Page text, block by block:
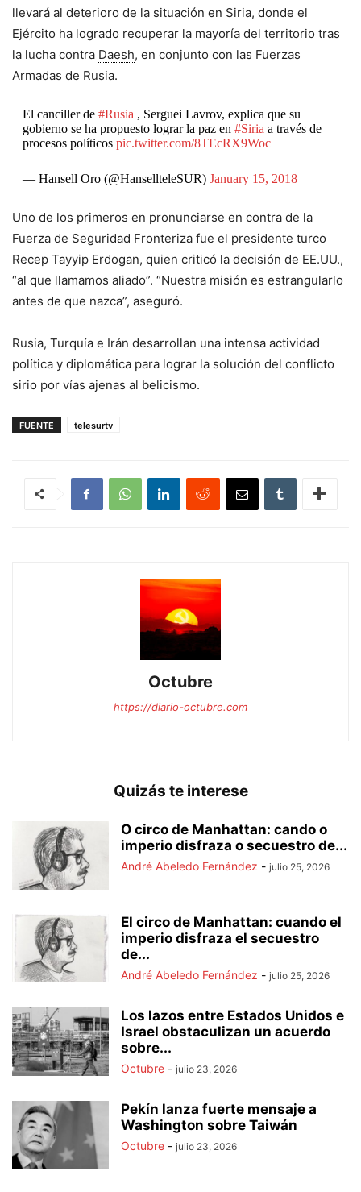
llevará al deterioro de la situación en Siria, donde el
Ejército ha logrado recuperar la mayoría del territorio tras
la lucha contra Daesh, en conjunto con las Fuerzas
Armadas de Rusia.
El canciller de #Rusia , Serguei Lavrov, explica que su
gobierno se ha propuesto lograr la paz en #Siria a través de
procesos políticos pic.twitter.com/8TEcRX9Woc
— Hansell Oro (@HansellteleSUR) January 15, 2018
Uno de los primeros en pronunciarse en contra de la
Fuerza de Seguridad Fronteriza fue el presidente turco
Recep Tayyip Erdogan, quien criticó la decisión de EE.UU.,
“al que llamamos aliado”. “Nuestra misión es estrangularlo
antes de que nazca”, aseguró.
Rusia, Turquía e Irán desarrollan una intensa actividad
política y diplomática para lograr la solución del conflicto
sirio por vías ajenas al belicismo.
FUENTE telesurtv
Octubre
https://diario-octubre.com
Quizás te interese
O circo de Manhattan: cando o
imperio disfraza o secuestro de...
André Abeledo Fernández - julio 25, 2026
El circo de Manhattan: cuando el
imperio disfraza el secuestro
de...
André Abeledo Fernández - julio 25, 2026
Los lazos entre Estados Unidos e
Israel obstaculizan un acuerdo
sobre...
Octubre - julio 23, 2026
Pekín lanza fuerte mensaje a
Washington sobre Taiwán
Octubre - julio 23, 2026